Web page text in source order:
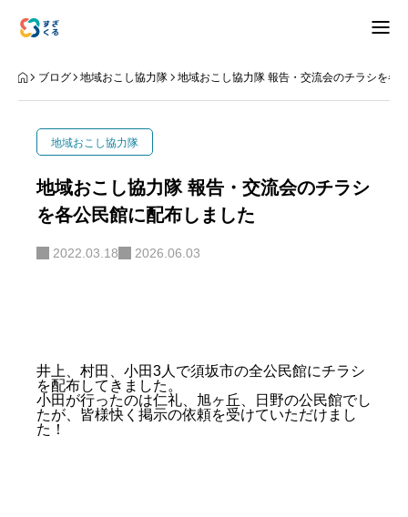
アバウト
ナリワイ
インタビュー
プライバシーポリシー
ブログ 地域おこし協力隊 地域おこし協力隊 報告・交流会のチラシを各
地域おこし協力隊
地域おこし協力隊 報告・交流会のチラシ
を各公民館に配布しました
2022.03.18 2026.06.03
井上、村田、小田3人で須坂市の全公民館にチラシ
を配布してきました。
小田が行ったのは仁礼、旭ヶ丘、日野の公民館でし
たが、皆様快く掲示の依頼を受けていただけまし
た！